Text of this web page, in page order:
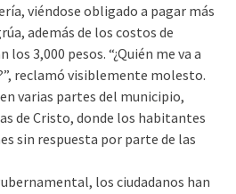
viéndose obligado a pagar más
además de los costos de
3,000 pesos. “¿Quién me va a
reclamó visiblemente molesto.
varias partes del municipio,
de Cristo, donde los habitantes
sin respuesta por parte de las
los ciudadanos han